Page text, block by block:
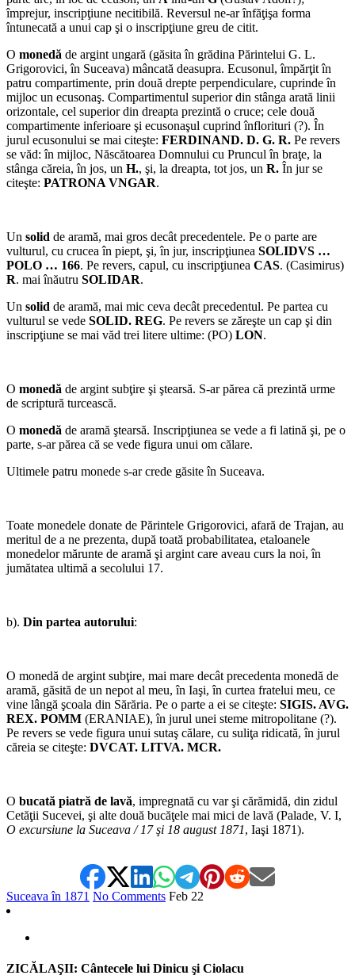
împrejur, inscripţiune necitibilă. Reversul ne-ar înfăţişa forma
întunecată a unui cap şi o inscripţiune greu de citit.
O monedă de argint ungară (găsita în grădina Părintelui G. L.
Grigorovici, în Suceava) mâncată deasupra. Ecusonul, împărţit în
patru compartimente, prin două drepte perpendiculare, cuprinde în
mijloc un ecusonaş. Compartimentul su­perior din stânga arată linii
orizontale, cel superior din dreapta prezintă o cruce; cele două
comparti­mente inferioare şi ecusonaşul cuprind înflorituri (?). În
jurul ecusonului se mai citeşte: FERDINAND. D. G. R. Pe revers
se văd: în mijloc, Născătoarea Domnului cu Pruncul în braţe, la
stânga căreia, în jos, un H., şi, la dreapta, tot jos, un R. În jur se
citeşte: PATRONA VNGAR.
Un solid de aramă, mai gros decât prece­dentele. Pe o parte are
vulturul, cu crucea în piept, şi, în jur, inscripţiunea SOLIDVS …
POLO … 166. Pe revers, capul, cu inscripţiunea CAS. (Casimirus)
R. mai înăutru SOLIDAR.
Un solid de aramă, mai mic ceva decât precedentul. Pe partea cu
vulturul se vede SOLID. REG. Pe revers se zăreşte un cap şi din
inscripţiune se mai văd trei litere ultime: (PO) LON.
O monedă de argint subţire şi ştearsă. S-ar părea că prezintă urme
de scriptură turcească.
O monedă de aramă ştearsă. Inscripţiunea se vede a fi latină şi, pe o
parte, s-ar părea că se vede figura unui om călare.
Ultimele patru monede s-ar crede găsite în Suceava.
Toate monedele donate de Părintele Grigorovici, afară de Trajan, au
meritul de a ne prezenta, du­pă toată probabilitatea, etaloanele
monedelor mărunte de aramă şi argint care aveau curs la noi, în
jumătatea ultimă a secolului 17.
b). Din partea autorului:
O monedă de argint subţire, mai mare decât precedenta monedă de
aramă, găsită de un nepot al meu, în Iaşi, în curtea fratelui meu, ce
vine lângă şcoala din Sărăria. Pe o parte a ei se citeşte: SIGIS. AVG.
REX. POMM (ERANIAE), în jurul unei steme mitropolitane (?).
Pe revers se vede figura unui sutaş călare, cu suliţa ridicată, în jurul
căreia se citeşte: DVCAT. LITVA. MCR.
O bucată piatră de lavă, impregnată cu var şi cărămidă, din zidul
Cetăţii Sucevei, şi alte două bucăţele mai mici de lavă (Palade, V. I,
O excursiune la Suceava / 17 şi 18 august 1871, Iaşi 1871).
Suceava în 1871 No Comments Feb 22
ZICĂLAŞII: Cântecele lui Dinicu şi Ciolacu